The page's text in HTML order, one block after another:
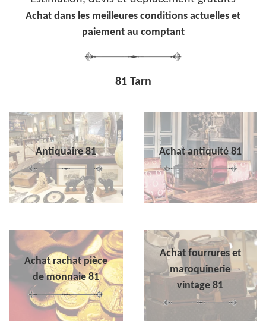
Achat dans les meilleures conditions actuelles et
paiement au comptant
81 Tarn
Antiquaire 81 Achat antiquité 81
Achat rachat pièce
de monnaie 81
Achat fourrures et
maroquinerie
vintage 81